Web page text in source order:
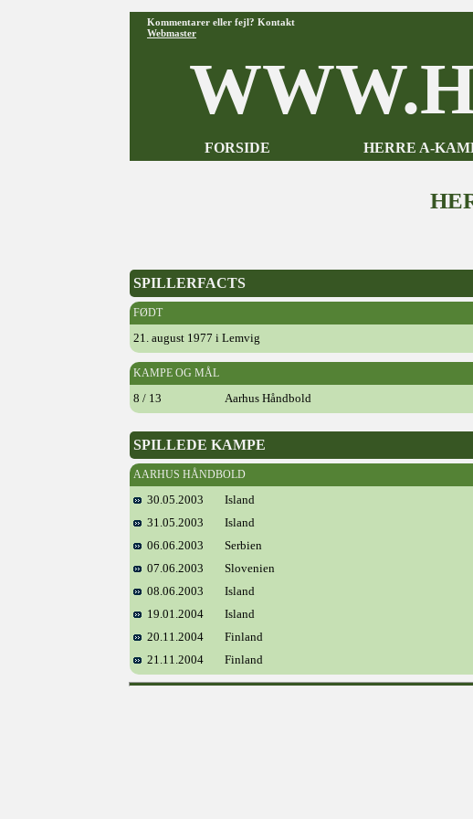
Kommentarer eller fejl? Kontakt
Webmaster
FORSIDE HERRE A-
SPILLERFACTS
FØDT
21. august 1977 i Lemvig
KAMPE OG MÅL
8 / 13 Aarhus Håndbold
SPILLEDE KAMPE
AARHUS HÅNDBOLD
30.05.2003 Island
31.05.2003
Island
06.06.2003
Serbien
07.06.2003
Slovenien
08.06.2003
Island
19.01.2004
Island
20.11.2004
Finland
21.11.2004
Finland